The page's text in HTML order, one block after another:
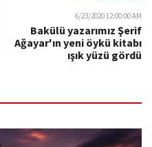
6/23/2020 12:00:00 AM
Bakülü yazarımız Şerif
Ağayar'ın yeni öykü kitabı
ışık yüzü gördü